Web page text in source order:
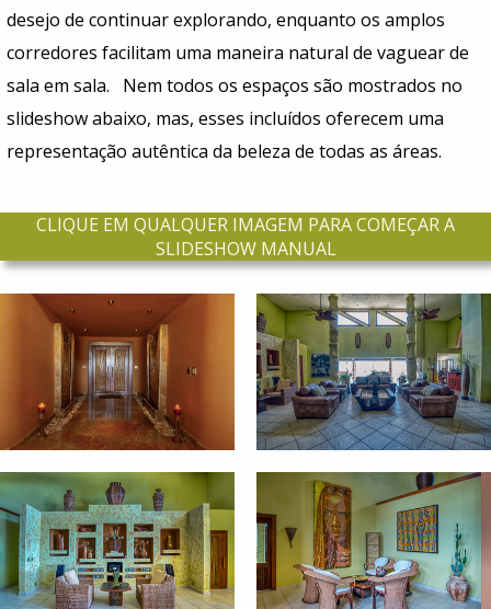
desejo de continuar explorando, enquanto os amplos
corredores facilitam uma maneira natural de vaguear de
sala em sala. Nem todos os espaços são mostrados no
slideshow abaixo, mas, esses incluídos oferecem uma
representação autêntica da beleza de todas as áreas.
CLIQUE EM QUALQUER IMAGEM PARA COMEÇAR A
SLIDESHOW MANUAL